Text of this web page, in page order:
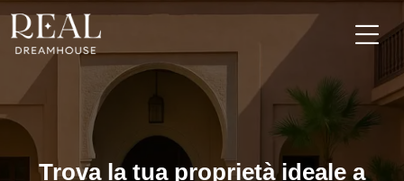
Trova la tua proprietà ideale a